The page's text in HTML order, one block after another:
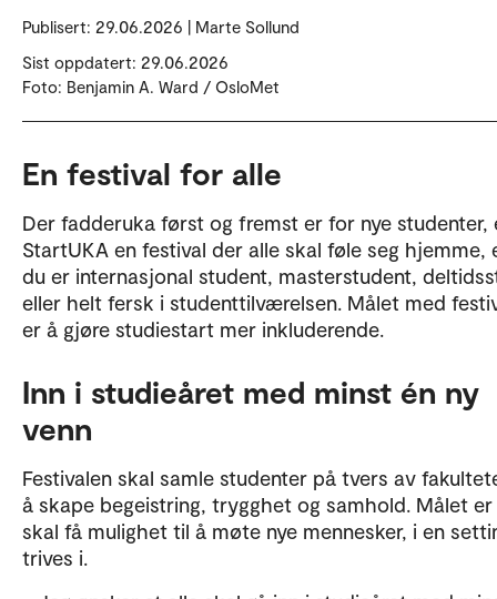
Publisert: 29.06.2026 | Marte Sollund
Sist oppdatert: 29.06.2026
Foto: Benjamin A. Ward / OsloMet
En festival for alle
Der fadderuka først og fremst er for nye studenter,
StartUKA en festival der alle skal føle seg hjemme,
du er internasjonal student, masterstudent,
eller helt fersk i studenttilværelsen. Målet med
er å gjøre studiestart mer inkluderende.
Inn i studieåret med minst én ny
venn
Festivalen skal samle studenter på tvers av
å skape begeistring, trygghet og samhold. Målet er
skal få mulighet til å møte nye mennesker, i en
trives i.